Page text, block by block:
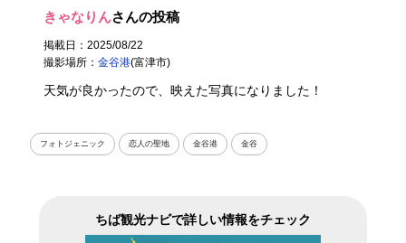
きゃなりんさんの投稿
掲載日：2025/08/22
撮影場所：金谷港(富津市)
天気が良かったので、映えた写真になりました！
フォトジェニック 恋人の聖地 金谷港 金谷
ちば観光ナビで詳しい情報をチェック